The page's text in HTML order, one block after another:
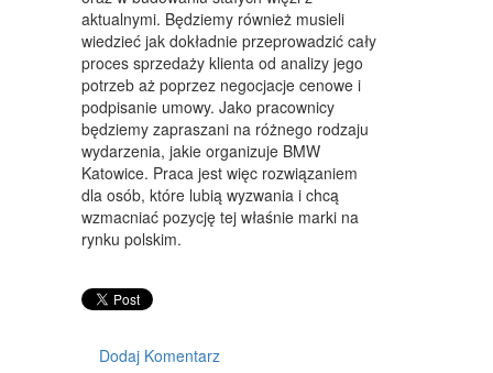
SPORT
ELEKTRONIKA, RTV, AGD
ART. DLA ZWIERZĄT
OGRÓD, ROŚLINY
CHEMIA
ART. SPOŻYWCZE
aktualnymi. Będziemy również musieli
wiedzieć jak dokładnie przeprowadzić cały
proces sprzedaży klienta od analizy jego
potrzeb aż poprzez negocjacje cenowe i
podpisanie umowy. Jako pracownicy
będziemy zapraszani na różnego rodzaju
wydarzenia, jakie organizuje BMW
Katowice. Praca jest więc rozwiązaniem
dla osób, które lubią wyzwania i chcą
wzmacniać pozycję tej właśnie marki na
rynku polskim.
Dodaj Komentarz